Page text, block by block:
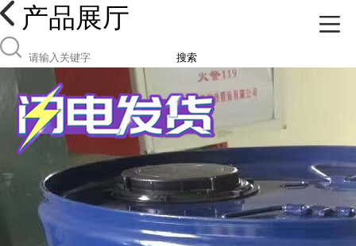
产品展厅
搜索